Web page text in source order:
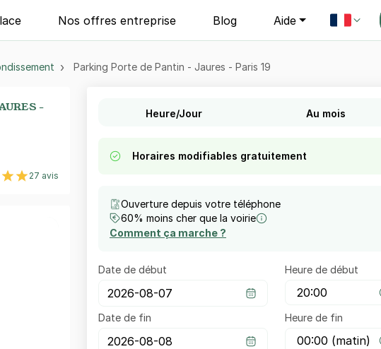
Nos offres entreprise Blog Aide
Parking Porte de Pantin - Jaures - Paris 19
-
27 avis
Au mois
Heure/Jour
Horaires modifiables gratuitement
Ouverture depuis votre téléphone
60% moins cher que la voirie
Comment ça marche ?
Date de début Heure de début
Date de fin Heure de fin